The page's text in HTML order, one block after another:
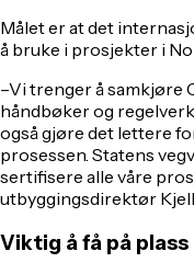
Målet er at det
å bruke i prosjekter i
–Vi trenger å samkjøre
håndbøker og
også gjøre det lettere
prosessen. Statens
sertifisere alle våre
utbyggingsdirektør Kjell
Viktig å få på plass